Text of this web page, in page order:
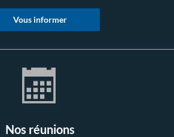
Vous informer
Nos réunions